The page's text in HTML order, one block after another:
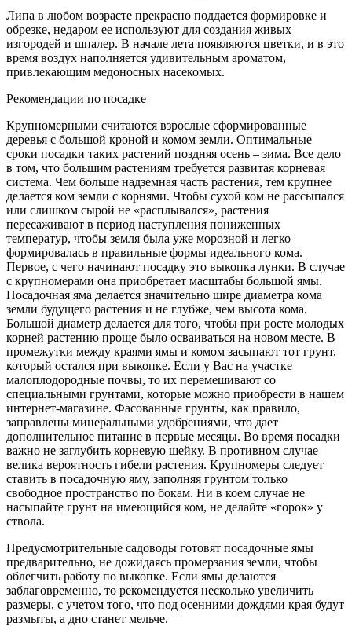
Липа в любом возрасте прекрасно поддается формировке и
обрезке, недаром ее используют для создания живых
изгородей и шпалер. В начале лета появляются цветки, и в это
время воздух наполняется удивительным ароматом,
привлекающим медоносных насекомых.
Рекомендации по посадке
Крупномерными считаются взрослые сформированные
деревья с большой кроной и комом земли. Оптимальные
сроки посадки таких растений поздняя осень – зима. Все дело
в том, что большим растениям требуется развитая корневая
система. Чем больше надземная часть растения, тем крупнее
делается ком земли с корнями. Чтобы сухой ком не рассыпался
или слишком сырой не «расплывался», растения
пересаживают в период наступления пониженных
температур, чтобы земля была уже морозной и легко
формировалась в правильные формы идеального кома.
Первое, с чего начинают посадку это выкопка лунки. В случае
с крупномерами она приобретает масштабы большой ямы.
Посадочная яма делается значительно шире диаметра кома
земли будущего растения и не глубже, чем высота кома.
Большой диаметр делается для того, чтобы при росте молодых
корней растению проще было осваиваться на новом месте. В
промежутки между краями ямы и комом засыпают тот грунт,
который остался при выкопке. Если у Вас на участке
малоплодородные почвы, то их перемешивают со
специальными грунтами, которые можно приобрести в нашем
интернет-магазине. Фасованные грунты, как правило,
заправлены минеральными удобрениями, что дает
дополнительное питание в первые месяцы. Во время посадки
важно не заглубить корневую шейку. В противном случае
велика вероятность гибели растения. Крупномеры следует
ставить в посадочную яму, заполняя грунтом только
свободное пространство по бокам. Ни в коем случае не
насыпайте грунт на имеющийся ком, не делайте «горок» у
ствола.
Предусмотрительные садоводы готовят посадочные ямы
предварительно, не дожидаясь промерзания земли, чтобы
облегчить работу по выкопке. Если ямы делаются
заблаговременно, то рекомендуется несколько увеличить
размеры, с учетом того, что под осенними дождями края будут
размыты, а дно станет мельче.